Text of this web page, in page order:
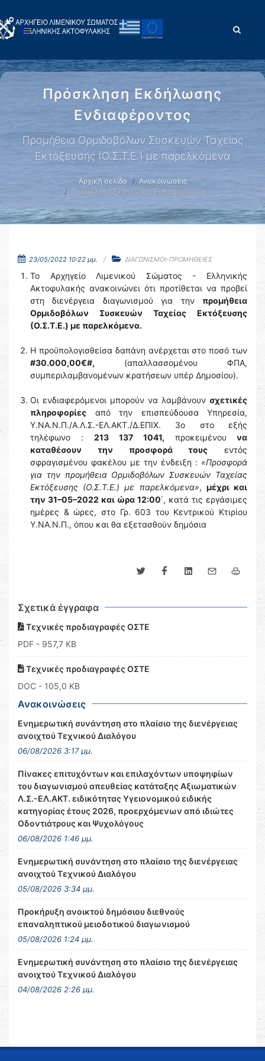
Πρόσκληση Εκδήλωσης
Ενδιαφέροντος
Προμήθεια Ορμιδοβόλων Συσκευών Ταχείας
Εκτόξευσης (Ο.Σ.Τ.Ε.) με παρελκόμενα
Αρχική σελίδα
Ανακοινώσεις
Πρόσκληση Εκδήλωσης Ενδιαφέροντος
23/05/2022 10:22 μμ. ΔΙΑΓΩΝΙΣΜΟΙ-ΠΡΟΜΗΘΕΙΕΣ
Το Αρχηγείο Λιμενικού Σώματος - Ελληνικής
Ακτοφυλακής ανακοινώνει ότι προτίθεται να προβεί
στη διενέργεια διαγωνισμού για την προμήθεια
Ορμιδοβόλων Συσκευών Ταχείας Εκτόξευσης
(Ο.Σ.Τ.Ε.) με παρελκόμενα.
Η προϋπολογισθείσα δαπάνη ανέρχεται στο ποσό των
#30.000,00€#, (απαλλασσομένου ΦΠΑ,
συμπεριλαμβανομένων κρατήσεων υπέρ Δημοσίου).
Οι ενδιαφερόμενοι μπορούν να λαμβάνουν σχετικές
πληροφορίες από την επισπεύδουσα Υπηρεσία,
Υ.ΝΑ.Ν.Π./Α.Λ.Σ.-ΕΛ.ΑΚΤ./Δ.ΕΠΙΧ. 3ο στο εξής
τηλέφωνο : 213 137 1041, προκειμένου να
καταθέσουν την προσφορά τους εντός
σφραγισμένου φακέλου με την ένδειξη : «Προσφορά
για την προμήθεια Ορμιδοβόλων Συσκευών Ταχείας
Εκτόξευσης (Ο.Σ.Τ.Ε.) με παρελκόμενα», μέχρι και
την 31–05–2022 και ώρα 12:00΄, κατά τις εργάσιμες
ημέρες & ώρες, στο Γρ. 603 του Κεντρικού Κτιρίου
Υ.ΝΑ.Ν.Π., όπου και θα εξετασθούν δημόσια
Σχετικά έγγραφα
Τεχνικές προδιαγραφές ΟΣΤΕ
PDF - 957,7 KB
Τεχνικές προδιαγραφές ΟΣΤΕ
DOC - 105,0 KB
Ανακοινώσεις
Ενημερωτική συνάντηση στο πλαίσιο της διενέργειας
ανοιχτού Τεχνικού Διαλόγου
06/08/2026 3:17 μμ.
Πίνακες επιτυχόντων και επιλαχόντων υποψηφίων
του διαγωνισμού απευθείας κατάταξης Αξιωματικών
Λ.Σ.-ΕΛ.ΑΚΤ. ειδικότητας Υγειονομικού ειδικής
κατηγορίας έτους 2026, προερχόμενων από ιδιώτες
Οδοντιάτρους και Ψυχολόγους
06/08/2026 1:46 μμ.
Ενημερωτική συνάντηση στο πλαίσιο της διενέργειας
ανοιχτού Τεχνικού Διαλόγου
05/08/2026 3:34 μμ.
Προκήρυξη ανοικτού δημόσιου διεθνούς
επαναληπτικού μειοδοτικού διαγωνισμού
05/08/2026 1:24 μμ.
Ενημερωτική συνάντηση στο πλαίσιο της διενέργειας
ανοιχτού Τεχνικού Διαλόγου
04/08/2026 2:26 μμ.